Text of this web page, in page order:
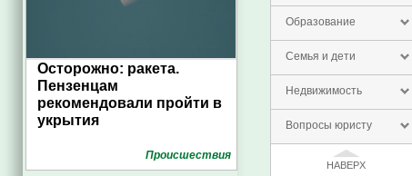
Образование
Семья и дети
Недвижимость
Вопросы юристу
НАВЕРХ
Осторожно: ракета.
Пензенцам
рекомендовали пройти в
укрытия
Проиcшествия